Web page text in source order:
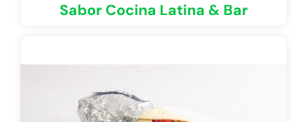
Sabor Cocina Latina & Bar